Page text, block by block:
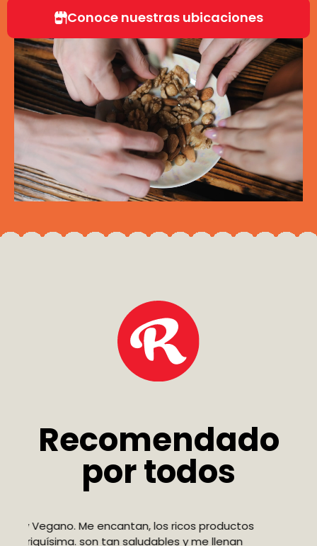
Conoce nuestras ubicaciones
Recomendado
por todos